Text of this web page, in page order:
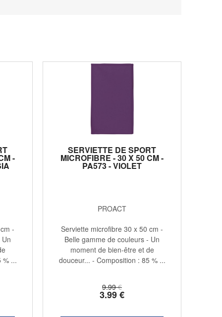
-
-
% ...
SERVIETTE DE SPORT
MICROFIBRE - 30 X 50 CM -
PA573 - VIOLET
PROACT
9.99 €
3.99€
Serviette microfibre 30 x 50 cm -
Belle gamme de couleurs - Un
moment de bien-être et de
douceur... - Composition : 85 % ...